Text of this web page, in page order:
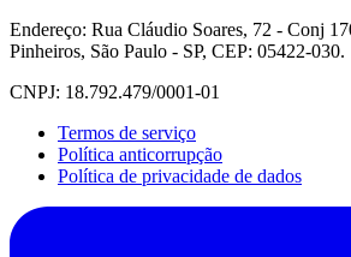
Endereço: Rua Cláudio Soares, 72 - Conj
Pinheiros, São Paulo - SP, CEP: 05422-030.
CNPJ: 18.792.479/0001-01
Termos de serviço
Política anticorrupção
Política de privacidade de dados